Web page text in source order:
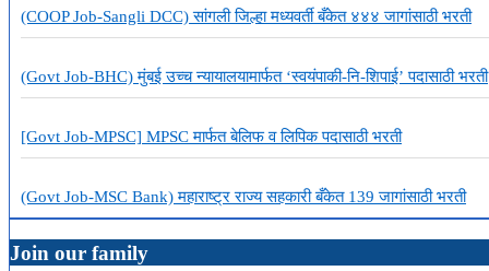
(COOP Job-Sangli DCC) सांगली जिल्हा मध्यवर्ती बँकेत ४४४ जागांसाठी भरती
(Govt Job-BHC) मुंबई उच्च न्यायालयामार्फत ‘स्वयंपाकी-नि-शिपाई’ पदासाठी भरती
[Govt Job-MPSC] MPSC मार्फत बेलिफ व लिपिक पदासाठी भरती
(Govt Job-MSC Bank) महाराष्ट्र राज्य सहकारी बँकेत 139 जागांसाठी भरती
Join our family